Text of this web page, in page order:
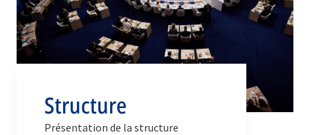
Structure
Présentation de la structure